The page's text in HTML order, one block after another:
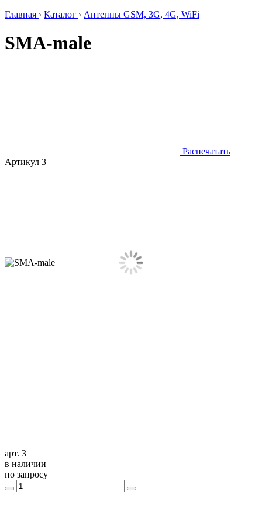
Главная › Каталог › Антенны GSM, 3G, 4G, WiFi
SMA-male
Распечатать
Артикул 3
арт. 3
в наличии
по запросу